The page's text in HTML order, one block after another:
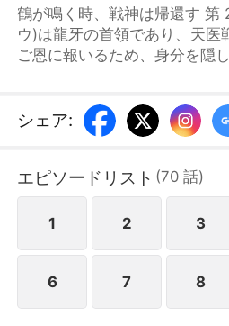
鶴が鳴く時、戦神は帰還す 第
ウ)は龍牙の首領であり、天医
ご恩に報いるため、身分を隠
ンユエン)に浮気されただけで
母を死に追い詰められた。方
の正体を明かした。龍牙の戦
は強硬に離婚を宣言し、方家
後、秦羽は五年前に仕組まれ
ショウウイ)は未婚のまま妊娠
てられ、一人で娘を育てなが
た。秦羽は再び警備員に扮し
シェア:
エピソードリスト (70 話)
1 2 3
6 7 8